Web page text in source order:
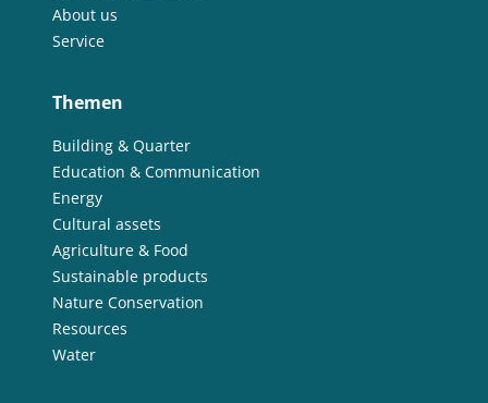
About us
Service
Themen
Building & Quarter
Education & Communication
Energy
Cultural assets
Agriculture & Food
Sustainable products
Nature Conservation
Resources
Water